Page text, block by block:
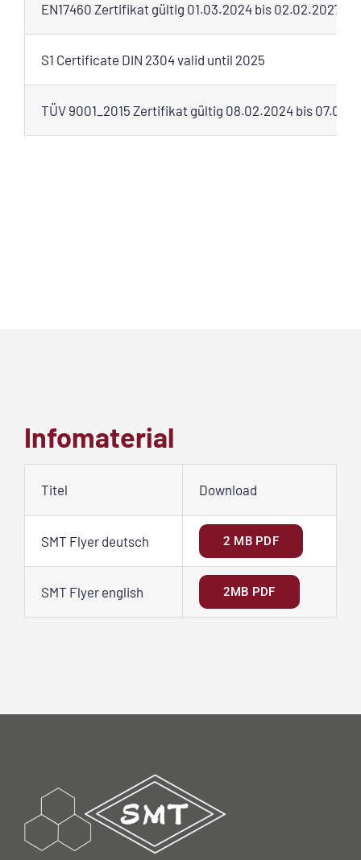
EN17460 Zertifikat gültig 01.03.2024 bis
S1 Certificate DIN 2304 valid until 2025
TÜV 9001_2015 Zertifikat gültig 08.02.2024 bis
Infomaterial
Titel Download
SMT Flyer deutsch 2 MB PDF
SMT Flyer english 2MB PDF